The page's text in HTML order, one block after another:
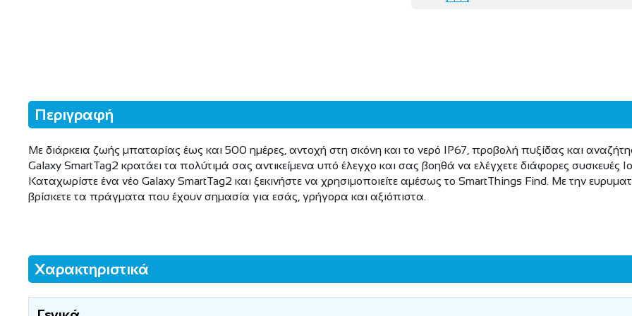
Περιγραφή
Με διάρκεια ζωής μπαταρίας έως και 500 ημέρες, αντοχή στη σκόνη και το νερό IP67, προβολή πυξίδας και
Galaxy SmartTag2 κρατάει τα πολύτιμά σας αντικείμενα υπό έλεγχο και σας βοηθά να ελέγχετε διάφορες συσκευές
Καταχωρίστε ένα νέο Galaxy SmartTag2 και ξεκινήστε να χρησιμοποιείτε αμέσως το SmartThings Find. Με την
βρίσκετε τα πράγματα που έχουν σημασία για εσάς, γρήγορα και αξιόπιστα.
Χαρακτηριστικά